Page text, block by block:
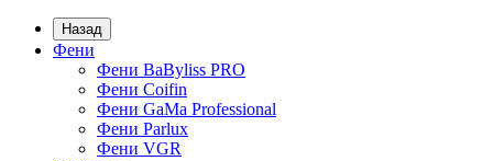
Назад
Фени
Фени BaByliss PRO
Фени Coifin
Фени GaMa Professional
Фени Parlux
Фени VGR